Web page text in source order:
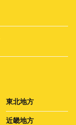
東北地方
近畿地方